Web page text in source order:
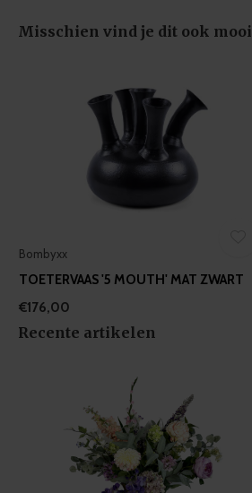
Misschien vind je dit ook mooi
Bombyxx
TOETERVAAS '5 MOUTH' MAT ZWART
€176,00
Recente artikelen